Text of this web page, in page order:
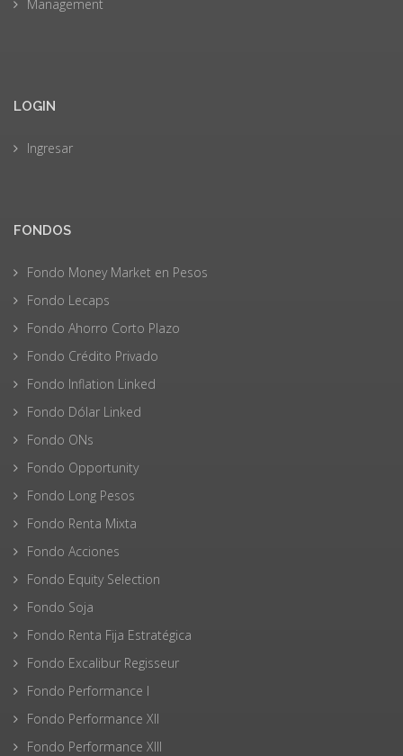
Management
LOGIN
Ingresar
FONDOS
Fondo Money Market en Pesos
Fondo Lecaps
Fondo Ahorro Corto Plazo
Fondo Crédito Privado
Fondo Inflation Linked
Fondo Dólar Linked
Fondo ONs
Fondo Opportunity
Fondo Long Pesos
Fondo Renta Mixta
Fondo Acciones
Fondo Equity Selection
Fondo Soja
Fondo Renta Fija Estratégica
Fondo Excalibur Regisseur
Fondo Performance I
Fondo Performance XII
Fondo Performance XIII